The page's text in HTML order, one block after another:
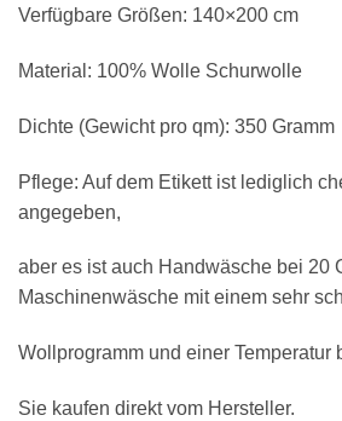
Verfügbare Größen: 140×200 cm
Material: 100% Wolle Schurwolle
Dichte (Gewicht pro qm): 350 Gramm
Pflege: Auf dem Etikett ist lediglich
angegeben,
aber es ist auch Handwäsche bei 20
Maschinenwäsche mit einem sehr
Wollprogramm und einer Temperatur
Sie kaufen direkt vom Hersteller.